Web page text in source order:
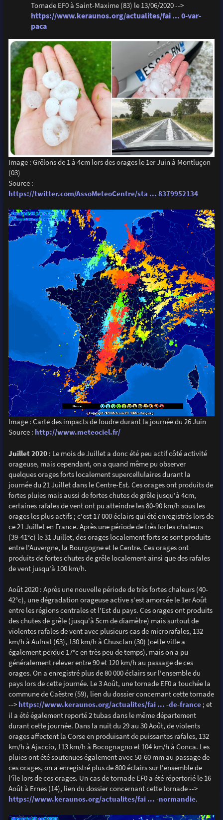
Tornade EF0 à Saint-Maxime (83) le 13/06/2020 -->
https://www.keraunos.org/actualites/fai ... 0-var-
paca
Image : Grêlons de 1 à 4cm lors des orages le 1er Juin à Montluçon
(03)
Source :
https://twitter.com/AssoMeteoCentre/sta ... 8379952134
Image : Carte des impacts de foudre durant la journée du 26 Juin
Source : http://www.meteociel.fr/
Juillet 2020: Le mois de Juillet a donc été peu actif côté activité
orageuse, mais cependant, on a quand même pu observer
quelques orages forts localement supercellulaires durant la
journée du 21 Juillet dans le Centre-Est. Ces orages ont produits de
fortes pluies mais aussi de fortes chutes de grêle jusqu'à 4cm,
certaines rafales de vent ont pu atteindre les 80-90 km/h sous les
orages les plus actifs ; c'est 17 000 éclairs qui été enregistrés lors de
ce 21 Juillet en France. Après une période de très fortes chaleurs
(39-41°c) le 31 Juillet, des orages localement forts se sont produits
entre l'Auvergne, la Bourgogne et le Centre. Ces orages ont
produits de fortes chutes de grêle localement ainsi que des rafales
de vent jusqu'à 100 km/h.
Août 2020 : Après une nouvelle période de très fortes chaleurs (40-
42°c), une dégradation orageuse active s'est amorcée le 1er Août
entre les régions centrales et l'Est du pays. Ces orages ont produits
des chutes de grêle (jusqu'à 5cm de diamètre) mais surtout de
violentes rafales de vent avec plusieurs cas de microrafales, 132
km/h à Aulnat (63), 130 km/h à Chusclan (30) (cette ville a
également perdue 17°c en très peu de temps), mais on a pu
généralement relever entre 90 et 120 km/h au passage de ces
orages. On a enregistré plus de 80 000 éclairs sur l'ensemble du
pays lors de cette journée. Le 3 Août, une tornade EF0 a touchée la
commune de Caëstre (59), lien du dossier concernant cette tornade
--> https://www.keraunos.org/actualites/fai ... -de-france; et
il a été également reporté 2 tubas dans le même département
durant cette journée. Dans la nuit du 29 au 30 Août, de violents
orages affectent la Corse en produisant de puissantes rafales, 132
km/h à Ajaccio, 113 km/h à Bocognagno et 104 km/h à Conca. Les
pluies ont été soutenues également avec 50-60 mm au passage de
ces orages, on a enregistré plus de 800 éclairs sur l'ensemble de
l'île lors de ces orages. Un cas de tornade EF0 a été répertorié le 16
Août à Ernes (14), lien du dossier concernant cette tornade -->
https://www.keraunos.org/actualites/fai ... -normandie.